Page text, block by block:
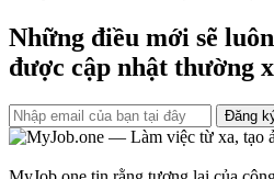
Những điều mới sẽ luôn
được cập nhật thường
Đăng